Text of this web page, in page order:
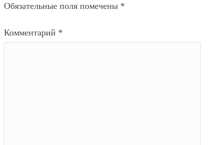
Обязательные поля помечены *
Комментарий *